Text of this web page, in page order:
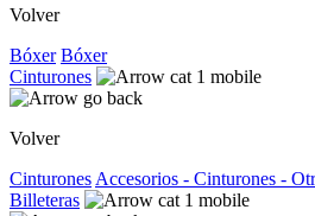
Volver
Bóxer Bóxer
Cinturones
Volver
Cinturones Accesorios - Cinturones -
Billeteras